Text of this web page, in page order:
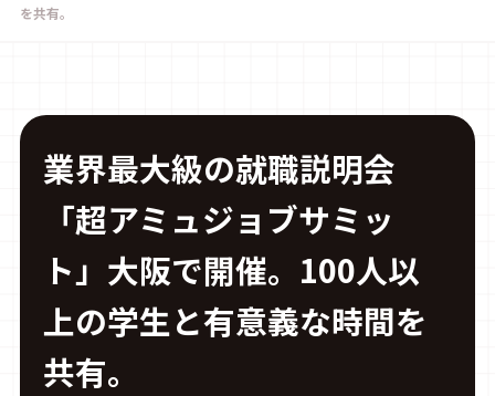
CONTACT
を共有。
業界最大級の就職説明会
「超アミュジョブサミッ
ト」大阪で開催。100人以
上の学生と有意義な時間を
共有。